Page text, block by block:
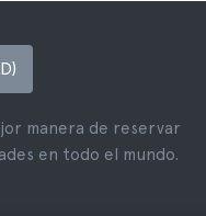
manera de reservar
en todo el mundo.